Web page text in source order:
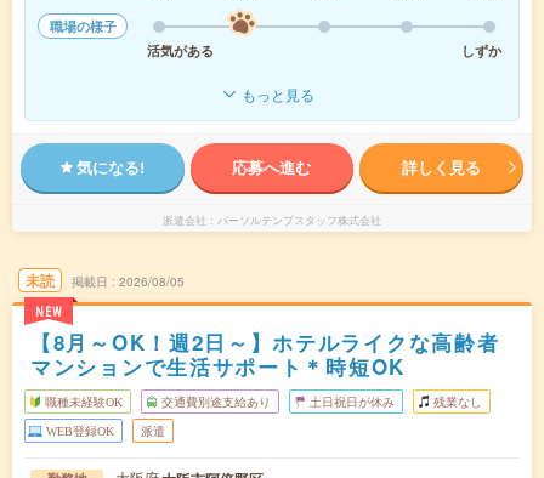
職場の様子
活気がある
しずか
もっと見る
気になる! 応募へ進む 詳しく見る
派遣会社 パーソルテンプスタッフ株式会社
未読
NEW
掲載日 2026/08/05
【8月～OK！週2日～】ホテルライクな高齢者
マンションで生活サポート＊時短OK
職種未経験OK 交通費別途支給あり 土日祝日が休み 残業なし
WEB登録OK 派遣